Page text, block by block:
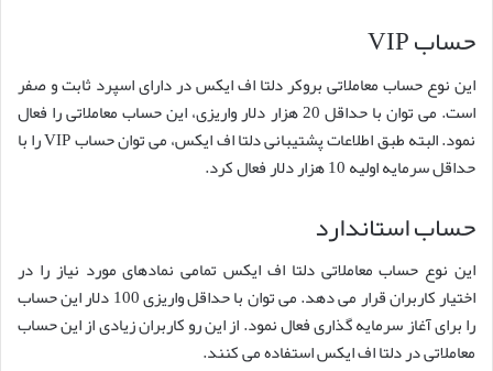
حساب VIP
این نوع حساب معاملاتی بروکر دلتا اف ایکس در دارای اسپرد ثابت و صفر
است. می توان با حداقل 20 هزار دلار واریزی، این حساب معاملاتی را فعال
نمود. البته طبق اطلاعات پشتیبانی دلتا اف ایکس، می توان حساب VIP را با
حداقل سرمایه اولیه 10 هزار دلار فعال کرد.
حساب استاندارد
این نوع حساب معاملاتی دلتا اف ایکس تمامی نمادهای مورد نیاز را در
اختیار کاربران قرار می دهد. می توان با حداقل واریزی 100 دلار این حساب
را برای آغاز سرمایه گذاری فعال نمود. از این رو کاربران زیادی از این حساب
معاملاتی در دلتا اف ایکس استفاده می کنند.